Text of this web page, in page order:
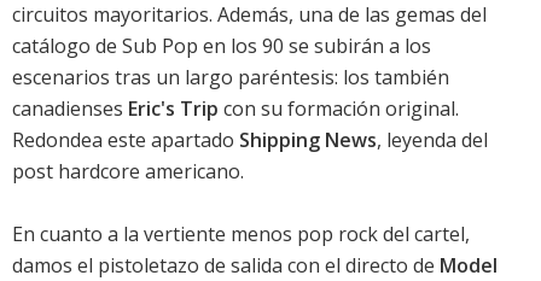
circuitos mayoritarios. Además, una de las gemas del
catálogo de Sub Pop en los 90 se subirán a los
escenarios tras un largo paréntesis: los también
canadienses Eric's Trip con su formación original.
Redondea este apartado Shipping News, leyenda del
post hardcore americano.
En cuanto a la vertiente menos pop rock del cartel,
damos el pistoletazo de salida con el directo de Model